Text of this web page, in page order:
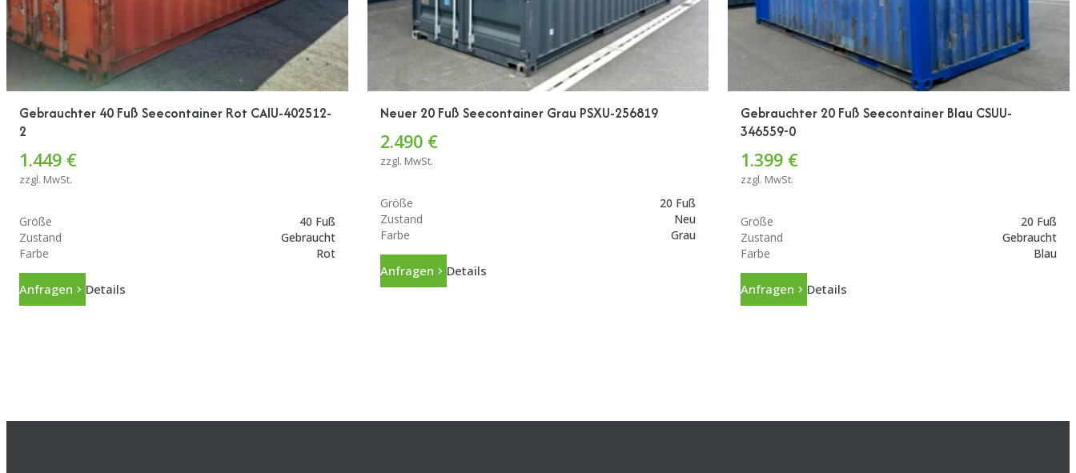
Gebrauchter 40 Fuß Seecontainer Rot CAIU-402512-
2
1.449 €
zzgl. MwSt.
Größe
40 Fuß
Zustand
Gebraucht
Farbe
Rot
Anfragen Details
Neuer 20 Fuß Seecontainer Grau PSXU-256819
2.490 €
zzgl. MwSt.
Größe
20 Fuß
Zustand
Neu
Farbe
Grau
Anfragen Details
Gebrauchter 20 Fuß Seecontainer Blau CSUU-
346559-0
1.399 €
zzgl. MwSt.
Größe
20 Fuß
Zustand
Gebraucht
Farbe
Blau
Anfragen Details